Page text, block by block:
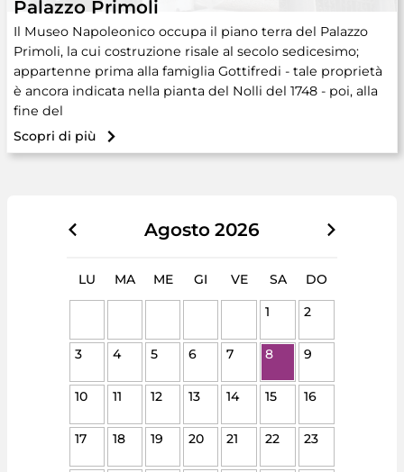
Palazzo Primoli
Il Museo Napoleonico occupa il piano terra del Palazzo
Primoli, la cui costruzione risale al secolo sedicesimo;
appartenne prima alla famiglia Gottifredi - tale proprietà
è ancora indicata nella pianta del Nolli del 1748 - poi, alla
fine del
Scopri di più
Agosto 2026
LU MA ME GI VE SA
DO
1
2
3 4 5 6 7 8 9
10 11 12 13 14 15 16
17 18 19 20 21 22 23